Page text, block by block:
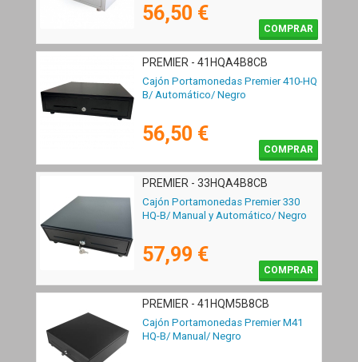
56,50 €
COMPRAR
PREMIER - 41HQA4B8CB
Cajón Portamonedas Premier 410-HQ
B/ Automático/ Negro
56,50 €
COMPRAR
PREMIER - 33HQA4B8CB
Cajón Portamonedas Premier 330
HQ-B/ Manual y Automático/ Negro
57,99 €
COMPRAR
PREMIER - 41HQM5B8CB
Cajón Portamonedas Premier M41
HQ-B/ Manual/ Negro